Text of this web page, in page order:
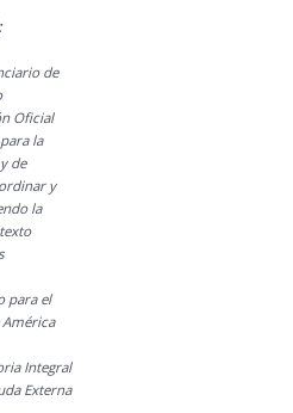
de
Oficial
la
de
y
la
para el
América
Integral
Externa